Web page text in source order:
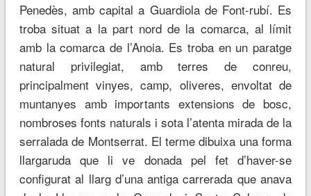
Penedès, amb capital a Guardiola de Font-rubí. Es
troba situat a la part nord de la comarca, al límit
amb la comarca de l’Anoia. Es troba en un paratge
natural privilegiat, amb terres de conreu,
principalment vinyes, camp, oliveres, envoltat de
muntanyes amb importants extensions de bosc,
nombroses fonts naturals i sota l’atenta mirada de la
serralada de Montserrat. El terme dibuixa una forma
llargaruda que li ve donada pel fet d’haver-se
configurat al llarg d’una antiga carrerada que anava